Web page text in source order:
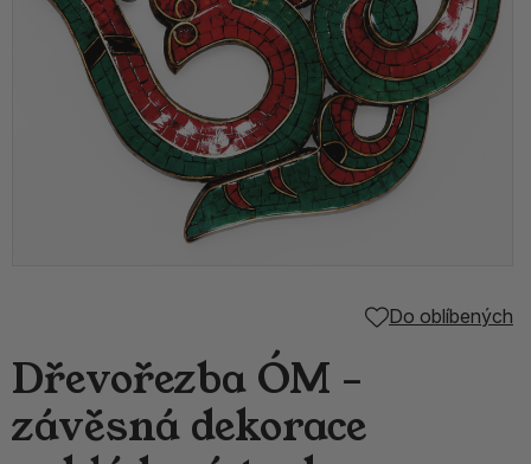
Do oblíbených
Dřevořezba ÓM –
závěsná dekorace